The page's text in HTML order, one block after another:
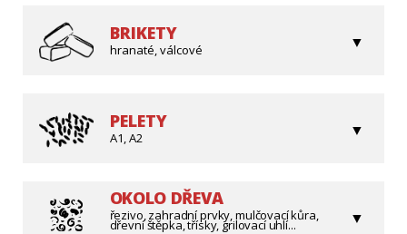
BRIKETY
hranaté, válcové
PELETY
A1, A2
OKOLO DŘEVA
řezivo, zahradní prvky, mulčovací kůra,
dřevní štěpka, třísky, grilovací uhlí...